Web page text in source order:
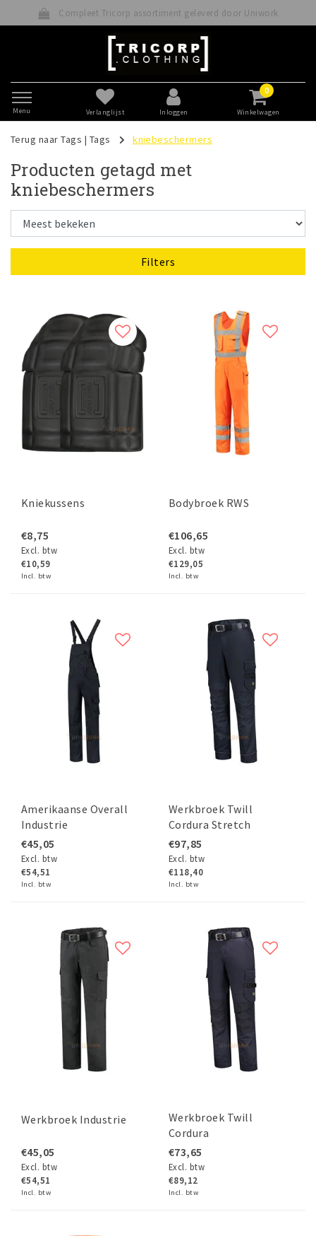
Compleet Tricorp assortiment geleverd door Uniwork
Menu Verlanglijst Inloggen
0
Winkelwagen
Terug naar Tags | Tags kniebeschermers
Producten getagd met
kniebeschermers
Filters
Kniekussens
€8,75
Excl. btw
€10,59
Incl. btw
Bodybroek RWS
€106,65
Excl. btw
€129,05
Incl. btw
Amerikaanse Overall
Industrie
€45,05
Excl. btw
€54,51
Incl. btw
Werkbroek Twill
Cordura Stretch
€97,85
Excl. btw
€118,40
Incl. btw
Werkbroek Industrie
€45,05
Excl. btw
€54,51
Incl. btw
Werkbroek Twill
Cordura
€73,65
Excl. btw
€89,12
Incl. btw